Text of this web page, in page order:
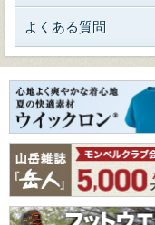
よくある質問